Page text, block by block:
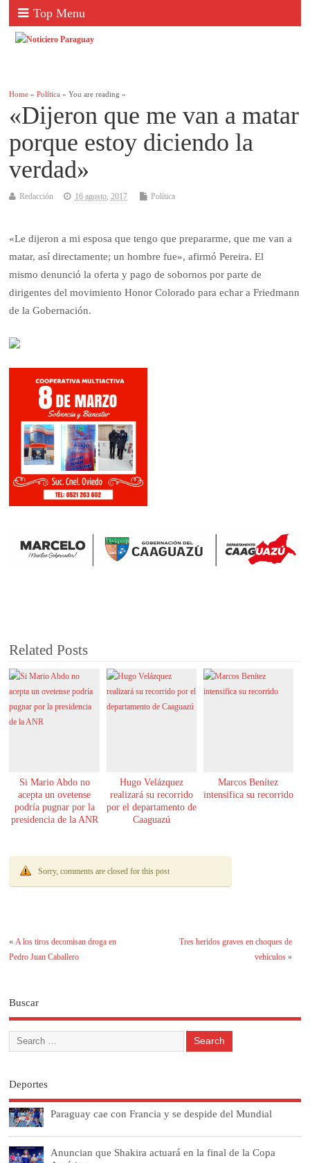
Top Menu
Home »Política » You are reading »
«Dijeron que me van a matar
porque estoy diciendo la
verdad»
Redacción 16 agosto, 2017 Política
«Le dijeron a mi esposa que tengo que prepararme, que me van a
matar, así directamente; un hombre fue», afirmó Pereira. El
mismo denunció la oferta y pago de sobornos por parte de
dirigentes del movimiento Honor Colorado para echar a Friedmann
de la Gobernación.
Related Posts
Si Mario Abdo no
acepta un ovetense
podría pugnar por la
presidencia de la ANR
Hugo Velázquez
realizará su recorrido
por el departamento de
Caaguazú
Marcos Benítez
intensifica su recorrido
Sorry, comments are closed for this post
«A los tiros decomisan droga en
Pedro Juan Caballero
Tres heridos graves en choques de
vehículos»
Buscar
Deportes
Paraguay cae con Francia y se despide del Mundial
Anuncian que Shakira actuará en la final de la Copa